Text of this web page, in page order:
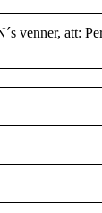
venner, att: